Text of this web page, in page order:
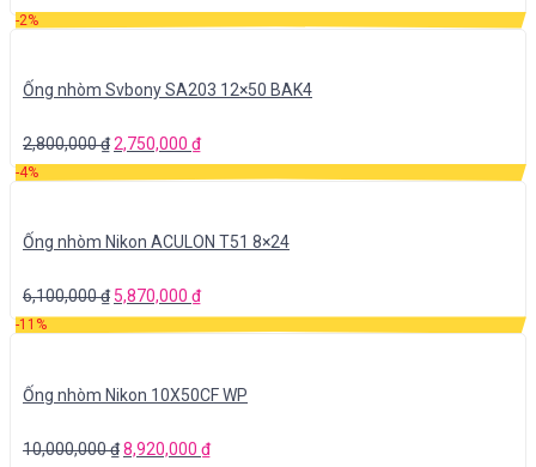
-2%
Ống nhòm Svbony SA203 12×50 BAK4
2,800,000₫2,750,000 ₫
-4%
Ống nhòm Nikon ACULON T51 8×24
6,100,000₫ 5,870,000 ₫
-11%
Ống nhòm Nikon 10X50CF WP
10,000,000₫8,920,000 ₫